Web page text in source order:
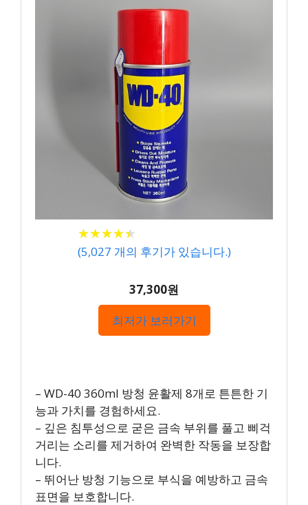
★★★★★
★★★★★
(5,027 개의 후기가 있습니다.)
37,300원
최저가 보러가기
– WD-40 360ml 방청 윤활제 8개로 튼튼한 기
능과 가치를 경험하세요.
– 깊은 침투성으로 굳은 금속 부위를 풀고 삐걱
거리는 소리를 제거하여 완벽한 작동을 보장합
니다.
– 뛰어난 방청 기능으로 부식을 예방하고 금속
표면을 보호합니다.